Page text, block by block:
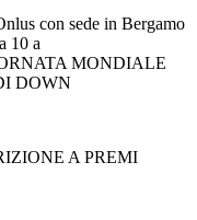
con sede in Bergamo
10 a
MONDIALE
DOWN
A PREMI